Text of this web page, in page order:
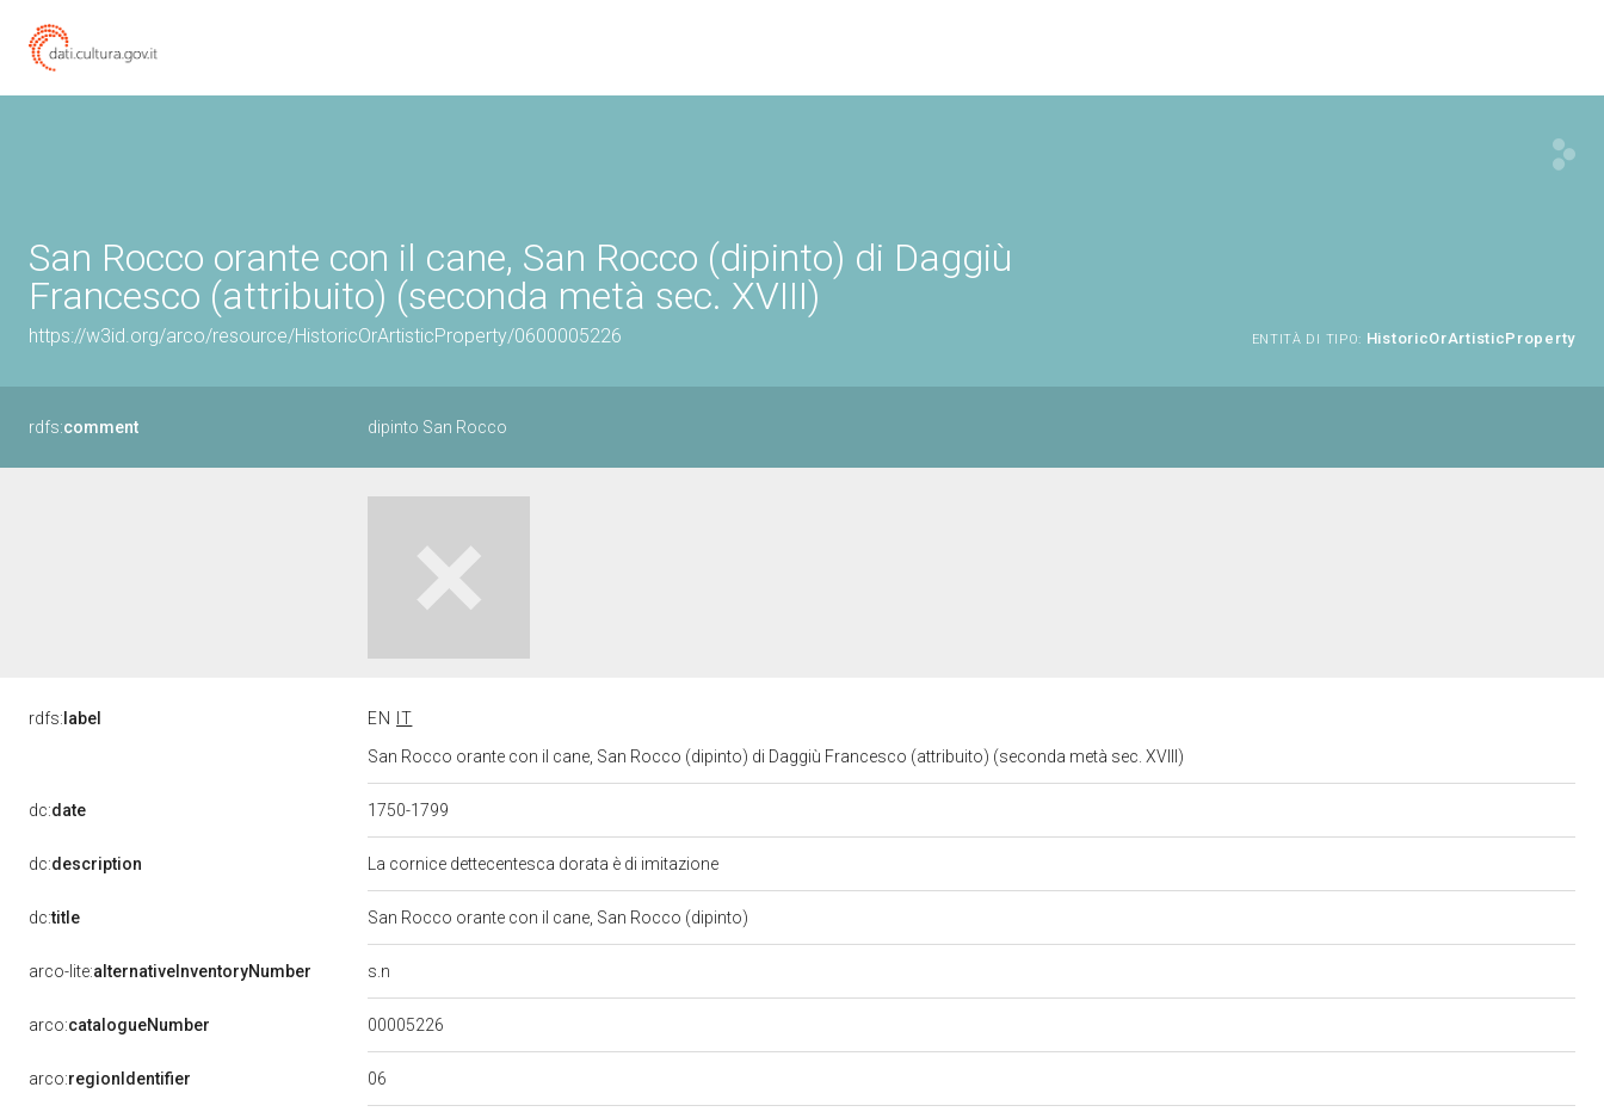
San Rocco orante con il cane, San Rocco (dipinto) di Daggiù
Francesco (attribuito) (seconda metà sec. XVIII)
https://w3id.org/arco/resource/HistoricOrArtisticProperty/0600005226 ENTITÀ DI TIPO: HistoricOrArtisticProperty
rdfs:comment dipinto San Rocco
rdfs: label EN
IT
San Rocco orante con il cane, San Rocco (dipinto) di Daggiù Francesco (attribuito) (seconda metà sec. XVIII)
dc:date 1750-1799
dc:description La cornice dettecentesca dorata è di imitazione
dc:title San Rocco orante con il cane, San Rocco (dipinto)
arco-lite:alternativeInventoryNumber s.n
arco:catalogueNumber 00005226
arco:regionIdentifier 06